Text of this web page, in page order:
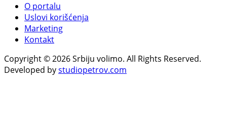
O portalu
Uslovi korišćenja
Marketing
Kontakt
Copyright © 2026 Srbiju volimo. All Rights Reserved.
Developed bystudiopetrov.com